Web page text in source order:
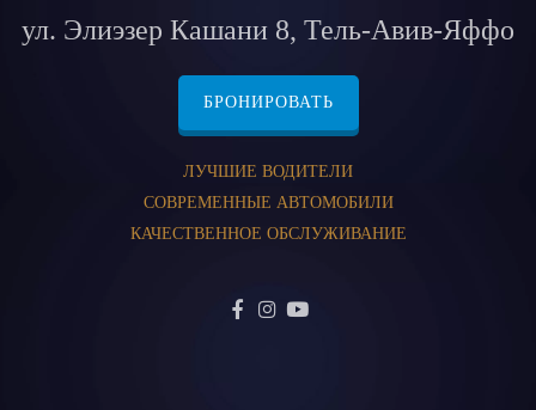
ул. Элиэзер Кашани 8, Тель-Авив-Яффо
БРОНИРОВАТЬ
ЛУЧШИЕ ВОДИТЕЛИ
СОВРЕМЕННЫЕ АВТОМОБИЛИ
КАЧЕСТВЕННОЕ ОБСЛУЖИВАНИЕ